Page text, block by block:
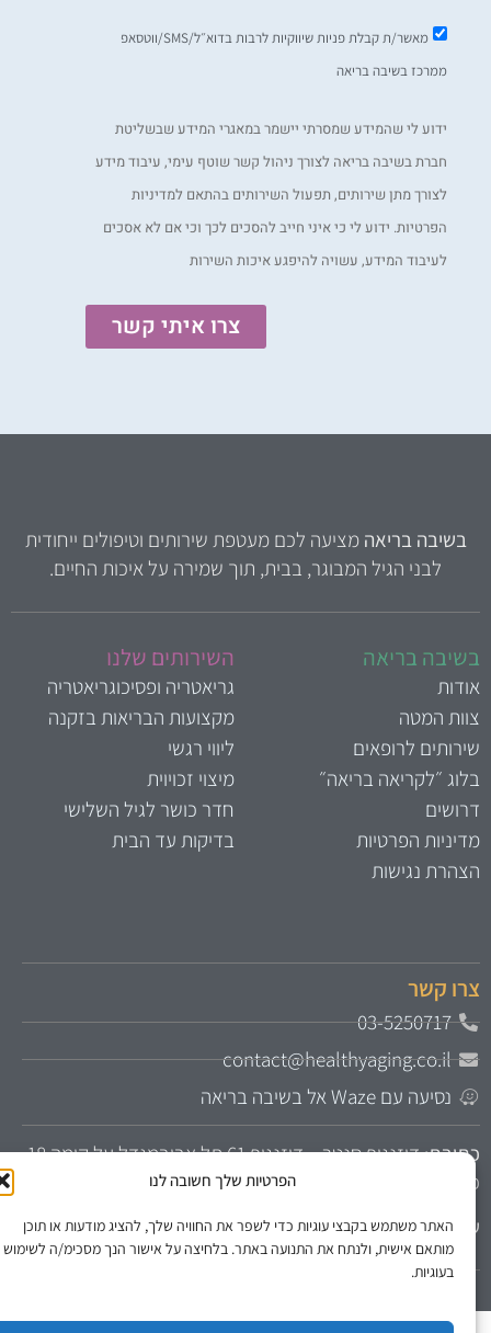
הפרטיות שלך חשובה לנו
האתר משתמש בקבצי עוגיות כדי לשפר את החוויה שלך, להציג מודעות או תוכן
מותאם אישית, ולנתח את התנועה באתר. בלחיצה על אישור הנך מסכימ/ה לשימוש
בעוגיות.
מאשר/ת קבלת פניות שיווקיות לרבות בדוא״ל/SMS/ווטסאפ
ממרכז בשיבה בריאה
ידוע לי שהמידע שמסרתי יישמר במאגרי המידע שבשליטת
חברת בשיבה בריאה לצורך ניהול קשר שוטף עימי, עיבוד מידע
לצורך מתן שירותים, תפעול השירותים בהתאם למדיניות
הפרטיות. ידוע לי כי איני חייב להסכים לכך וכי אם לא אסכים
לעיבוד המידע, עשויה להיפגע איכות השירות
צרו איתי קשר
בשיבה בריאהמציעה לכם מעטפת שירותים וטיפולים ייחודית
לבני הגיל המבוגר, בבית, תוך שמירה על איכות החיים.
בריאה
המטה
לרופאים
״לקריאה בריאה״
הפרטיות
נגישות
השירותים שלנו
גריאטריה ופסיכוגריאטריה
מקצועות הבריאות בזקנה
ליווי רגשי
מיצוי זכויוית
חדר כושר לגיל השלישי
בדיקות עד הבית
קשר
03-5250717
contact@healthyaging.co.il
נסיעה עם Waze אל בשיבה בריאה
: דיזנגוף סנטר – דיזנגוף 61 תל אביבמגדל על קומה 18
משער 3 או מהחניון העליון
קבלה:ימים א-ה 9:00-18:00 בתיאום מראש בלבד